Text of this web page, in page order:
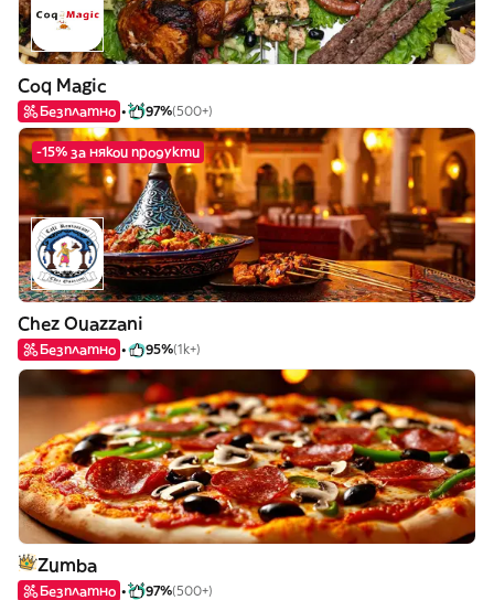
Coq Magic
Безплатно 97%(500+)
-15% за някои продукти
Chez Ouazzani
Безплатно 95%(1k+)
Zumba
Безплатно 97%(500+)